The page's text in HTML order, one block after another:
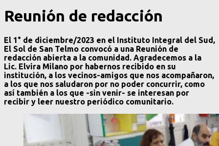
Reunión de redacción
El 1° de diciembre/2023 en el Instituto Integral del Sud,
El Sol de San Telmo convocó a una Reunión de
redacción abierta a la comunidad. Agradecemos a la
Lic. Elvira Milano por habernos recibido en su
institución, a los vecinos-amigos que nos acompañaron,
a los que nos saludaron por no poder concurrir, como
así también a los que -sin venir- se interesan por
recibir y leer nuestro periódico comunitario.